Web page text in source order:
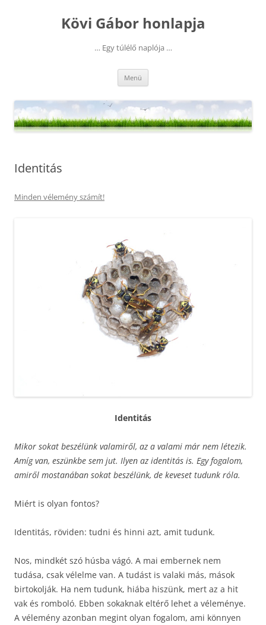
Kövi Gábor honlapja
… Egy túlélő naplója …
Menü
Identitás
Minden vélemény számít!
Identitás
Mikor sokat beszélünk valamiről, az a valami már nem létezik.
Amíg van, eszünkbe sem jut. Ilyen az identitás is. Egy fogalom,
amiről mostanában sokat beszélünk, de keveset tudunk róla.
Miért is olyan fontos?
Identitás, röviden: tudni és hinni azt, amit tudunk.
Nos, mindkét szó húsba vágó. A mai embernek nem
tudása, csak vélelme van. A tudást is valaki más, mások
birtokolják. Ha nem tudunk, hiába hiszünk, mert az a hit
vak és romboló. Ebben sokaknak eltérő lehet a véleménye.
A vélemény azonban megint olyan fogalom, ami könnyen